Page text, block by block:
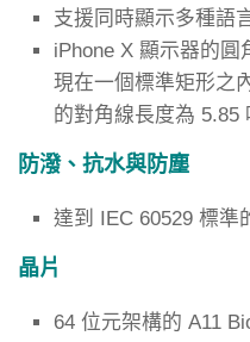
支援同時顯示多種語
iPhone X 顯示器的圓
現在一個標準矩形之
的對角線長度為 5.85
防潑、抗水與防塵
達到 IEC 60529 標準
晶片
64 位元架構的 A11